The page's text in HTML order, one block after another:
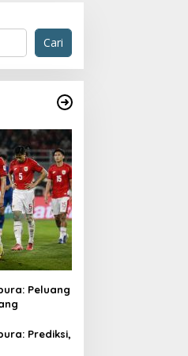
Cari
Peluang
Prediksi,